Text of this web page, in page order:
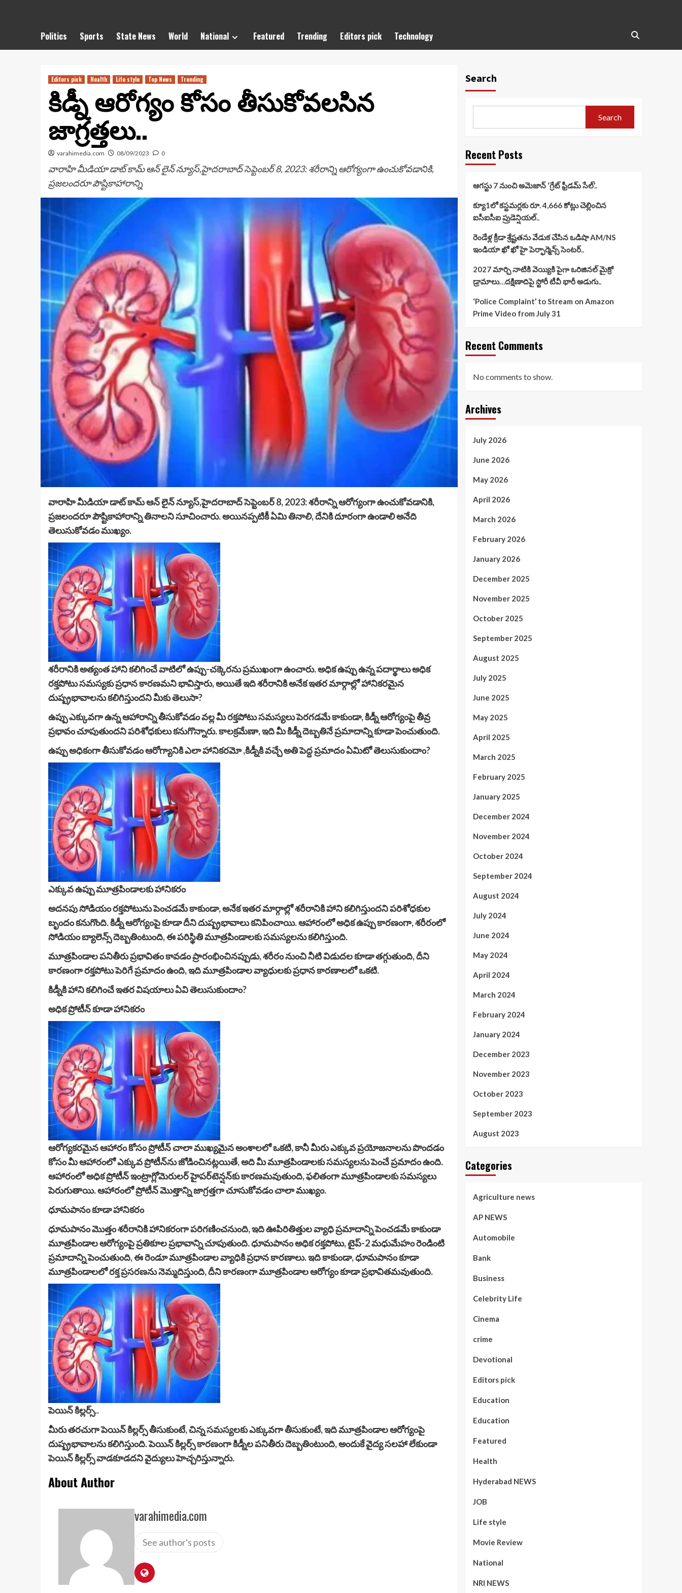
Politics Sports State News World National Featured Trending Editors pick Technology
Editors pick Health Life style Top News Trending
కిడ్నీ ఆరోగ్యం కోసం తీసుకోవలసిన
జాగ్రత్తలు..
varahimedia.com 08/09/2023 0
వారాహి మీడియా డాట్ కామ్ ఆన్ లైన్ న్యూస్,హైదరాబాద్ సెప్టెంబర్ 8, 2023: శరీరాన్ని ఆరోగ్యంగా ఉంచుకోవడానికి,
ప్రజలందరూ పౌష్టికాహారాన్ని
వారాహి మీడియా డాట్ కామ్ ఆన్ లైన్ న్యూస్,హైదరాబాద్ సెప్టెంబర్ 8, 2023: శరీరాన్ని ఆరోగ్యంగా ఉంచుకోవడానికి,
ప్రజలందరూ పౌష్టికాహారాన్ని తినాలని సూచించారు. అయినప్పటికీ ఏమి తినాలి, దేనికి దూరంగా ఉండాలి అనేది
తెలుసుకోవడం ముఖ్యం.
శరీరానికి అత్యంత హాని కలిగించే వాటిలో ఉప్పు-చక్కెరను ప్రముఖంగా ఉంచారు. అధిక ఉప్పు ఉన్న పదార్థాలు అధిక
రక్తపోటు సమస్యకు ప్రధాన కారణమని భావిస్తారు, అయితే ఇది శరీరానికి అనేక ఇతర మార్గాల్లో హానికరమైన
దుష్ప్రభావాలను కలిగిస్తుందని మీకు తెలుసా?
ఉప్పు ఎక్కువగా ఉన్న ఆహారాన్ని తీసుకోవడం వల్ల మీ రక్తపోటు సమస్యలు పెరగడమే కాకుండా, కిడ్నీ ఆరోగ్యంపై తీవ్ర
ప్రభావం చూపుతుందని పరిశోధకులు కనుగొన్నారు. కాలక్రమేణా, ఇది మీ కిడ్నీ దెబ్బతినే ప్రమాదాన్ని కూడా పెంచుతుంది.
ఉప్పు అధికంగా తీసుకోవడం ఆరోగ్యానికి ఎలా హానికరమో ,కిడ్నీకి వచ్చే అతి పెద్ద ప్రమాదం ఏమిటో తెలుసుకుందాం?
ఎక్కువ ఉప్పు మూత్రపిండాలకు హానికరం
అదనపు సోడియం రక్తపోటును పెంచడమే కాకుండా, అనేక ఇతర మార్గాల్లో శరీరానికి హాని కలిగిస్తుందని పరిశోధకుల
బృందం కనుగొంది. కిడ్నీ ఆరోగ్యంపై కూడా దీని దుష్ప్రభావాలు కనిపించాయి. ఆహారంలో అధిక ఉప్పు కారణంగా, శరీరంలో
సోడియం బ్యాలెన్స్ దెబ్బతింటుంది, ఈ పరిస్థితి మూత్రపిండాలకు సమస్యలను కలిగిస్తుంది.
మూత్రపిండాల పనితీరు ప్రభావితం కావడం ప్రారంభించినప్పుడు, శరీరం నుంచి నీటి విడుదల కూడా తగ్గుతుంది, దీని
కారణంగా రక్తపోటు పెరిగే ప్రమాదం ఉంది, ఇది మూత్రపిండాల వ్యాధులకు ప్రధాన కారణాలలో ఒకటి.
కిడ్నీకి హాని కలిగించే ఇతర విషయాలు ఏవి తెలుసుకుందాం?
అధిక ప్రోటీన్ కూడా హానికరం
ఆరోగ్యకరమైన ఆహారం కోసం ప్రోటీన్ చాలా ముఖ్యమైన అంశాలలో ఒకటి, కానీ మీరు ఎక్కువ ప్రయోజనాలను పొందడం
కోసం మీ ఆహారంలో ఎక్కువ ప్రోటీన్‌ను జోడించినట్లయితే, అది మీ మూత్రపిండాలకు సమస్యలను పెంచే ప్రమాదం ఉంది.
ఆహారంలో అధిక ప్రోటీన్ ఇంట్రాగ్లోమెరులర్ హైపర్‌టెన్షన్‌కు కారణమవుతుంది, ఫలితంగా మూత్రపిండాలకు సమస్యలు
పెరుగుతాయి. ఆహారంలో ప్రోటీన్ మొత్తాన్ని జాగ్రత్తగా చూసుకోవడం చాలా ముఖ్యం.
ధూమపానం కూడా హానికరం
ధూమపానం మొత్తం శరీరానికి హానికరంగా పరిగణించనుంది, ఇది ఊపిరితిత్తుల వ్యాధి ప్రమాదాన్ని పెంచడమే కాకుండా
మూత్రపిండాల ఆరోగ్యంపై ప్రతికూల ప్రభావాన్ని చూపుతుంది. ధూమపానం అధిక రక్తపోటు, టైప్-2 మధుమేహం రెండింటి
ప్రమాదాన్ని పెంచుతుంది, ఈ రెండూ మూత్రపిండాల వ్యాధికి ప్రధాన కారణాలు. ఇది కాకుండా, ధూమపానం కూడా
మూత్రపిండాలలో రక్త ప్రసరణను నెమ్మదిస్తుంది, దీని కారణంగా మూత్రపిండాల ఆరోగ్యం కూడా ప్రభావితమవుతుంది.
పెయిన్ కిల్లర్స్..
మీరు తరచుగా పెయిన్ కిల్లర్స్ తీసుకుంటే, చిన్న సమస్యలకు ఎక్కువగా తీసుకుంటే, ఇది మూత్రపిండాల ఆరోగ్యంపై
దుష్ప్రభావాలను కలిగిస్తుంది. పెయిన్ కిల్లర్స్ కారణంగా కిడ్నీల పనితీరు దెబ్బతింటుంది, అందుకే వైద్య సలహా లేకుండా
పెయిన్ కిల్లర్స్ వాడకూడదని వైద్యులు హెచ్చరిస్తున్నారు.
About Author
varahimedia.com
See author's posts
Search
Search
Recent Posts
ఆగస్టు 7 నుంచి అమెజాన్ ‘గ్రేట్ ఫ్రీడమ్ సేల్’..
క్యూ1లో కస్టమర్లకు రూ. 4,666 కోట్లు చెల్లించిన
ఐసీఐసీఐ ప్రుడెన్షియల్..
రెండేళ్ల క్రీడా శ్రేష్టతను వేడుక చేసిన ఒడిషా AM/NS
ఇండియా ఖో ఖో హై పెర్ఫార్మెన్స్ సెంటర్..
2027 మార్చి నాటికి వెయ్యికి పైగా ఒరిజినల్ మైక్రో
డ్రామాలు…దక్షిణాదిపై స్టోరీ టీవీ భారీ అడుగు..
‘Police Complaint’ to Stream on Amazon
Prime Video from July 31
Recent Comments
No comments to show.
Archives
July 2026
June 2026
May 2026
April 2026
March 2026
February 2026
January 2026
December 2025
November 2025
October 2025
September 2025
August 2025
July 2025
June 2025
May 2025
April 2025
March 2025
February 2025
January 2025
December 2024
November 2024
October 2024
September 2024
August 2024
July 2024
June 2024
May 2024
April 2024
March 2024
February 2024
January 2024
December 2023
November 2023
October 2023
September 2023
August 2023
Categories
Agriculture news
AP NEWS
Automobile
Bank
Business
Celebrity Life
Cinema
crime
Devotional
Editors pick
Education
Education
Featured
Health
Hyderabad NEWS
JOB
Life style
Movie Review
National
NRI NEWS